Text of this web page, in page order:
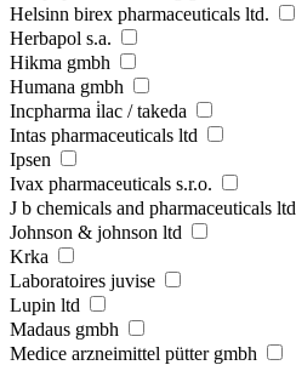
Helsinn birex pharmaceuticals ltd.
Herbapol s.a.
Hikma gmbh
Humana gmbh
Incpharma i̇lac / takeda
Intas pharmaceuticals ltd
Ipsen
Ivax pharmaceuticals s.r.o.
J b chemicals and pharmaceuticals ltd
Johnson & johnson ltd
Krka
Laboratoires juvise
Lupin ltd
Madaus gmbh
Medice arzneimittel pütter gmbh